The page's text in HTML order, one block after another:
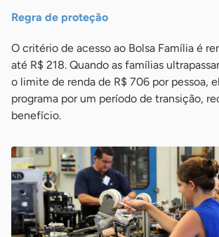
Regra de proteção
O critério de acesso ao Bolsa Família é
até R$ 218. Quando as famílias
o limite de renda de R$ 706 por pessoa,
programa por um período de transição,
benefício.